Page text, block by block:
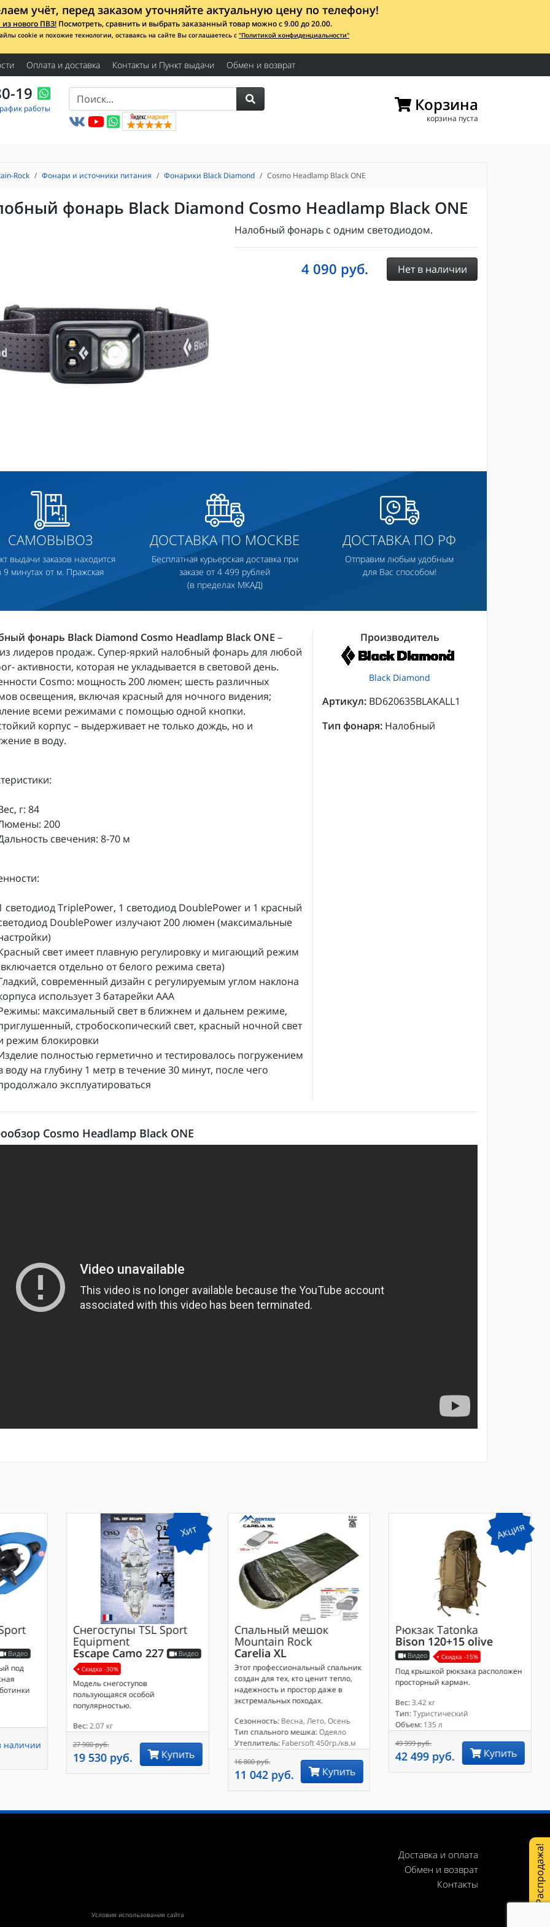
учёт, перед заказом уточняйте актуальную цену по телефону!
нового ПВЗ! Посмотреть, сравнить и выбрать заказанный товар можно с 9.00 до 20.00.
cookie и похожие технологии, оставаясь на сайте Вы соглашаетесь с "Политикой конфиденциальности"
Оплата и доставка Контакты и Пункт выдачи Обмен и возврат
19
работы Корзина
корзина пуста
Rock Фонари и источники питания Фонарики Black Diamond Cosmo Headlamp Black ONE
фонарь Black Diamond Cosmo Headlamp Black ONE
Налобный фонарь с одним светодиодом.
4 090 руб. Нет в наличии
САМОВЫВОЗ
выдачи заказов находится
9 минутах от м. Пражская
ДОСТАВКА ПО МОСКВЕ
Бесплатная курьерская доставка при
заказе от 4 499 рублей
(в пределах МКАД)
ДОСТАВКА ПО РФ
Отправим любым удобным
для Вас способом!
фонарь Black Diamond Cosmo Headlamp Black ONE –
лидеров продаж. Супер-яркий налобный фонарь для любой
активности, которая не укладывается в световой день.
Cosmo: мощность 200 люмен; шесть различных
освещения, включая красный для ночного видения;
всеми режимами с помощью одной кнопки.
корпус – выдерживает не только дождь, но и
в воду.
г: 84
200
свечения: 8-70 м
светодиод TriplePower, 1 светодиод DoublePower и 1 красный
DoublePower излучают 200 люмен (максимальные
свет имеет плавную регулировку и мигающий режим
отдельно от белого режима света)
современный дизайн с регулируемым углом наклона
использует 3 батарейки ААА
максимальный свет в ближнем и дальнем режиме,
стробоскопический свет, красный ночной свет
режим блокировки
полностью герметично и тестировалось погружением
воду на глубину 1 метр в течение 30 минут, после чего
эксплуатироваться
Производитель
Black Diamond
Артикул: BD620635BLAKALL1
Тип фонаря: Налобный
Cosmo Headlamp Black ONE
Видео
под
наличии
Хит
Снегоступы TSL Sport
Equipment
Escape Camo 227 Видео
Скидка -30%
Модель снегоступов
пользующаяся особой
популярностью.
Вес:2.07 кг
27 900 руб.
19 530 руб. Купить
Спальный мешок
Mountain Rock
Carelia XL
Этот профессиональный спальник
создан для тех, кто ценит тепло,
надежность и простор даже в
экстремальных походах.
Сезонность:Весна, Лето, Осень
Тип спального мешка:Одеяло
Утеплитель:Fabersoft 450гр./кв.м
16 800 руб.
11 042 руб. Купить
Акция
Рюкзак Tatonka
Bison 120+15 olive
Видео Скидка -15%
Под крышкой рюкзака расположен
просторный карман.
Вес:3.42 кг
Тип:Туристический
Объем: 135 л
49 999 руб.
42 499 руб. Купить
Доставка и оплата
Обмен и возврат
Контакты
Условия использования сайта
Распродажа!